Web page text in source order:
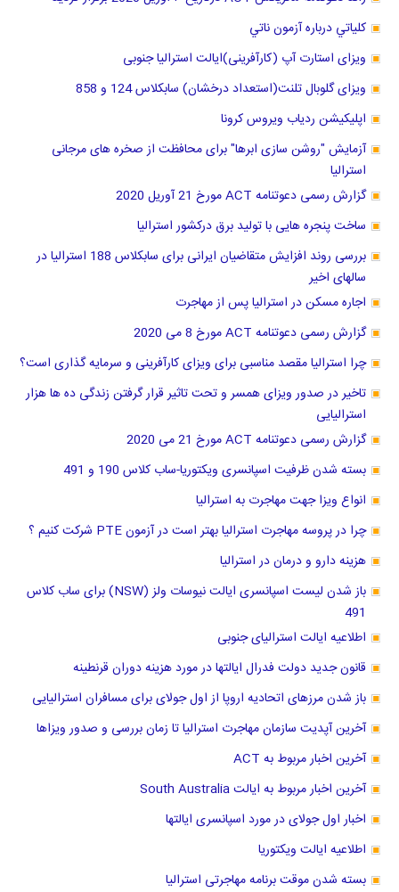
كلياتي درباره آزمون ناتي
ویزای استارت آپ (کارآفرینی)ایالت استرالیا جنوبی
ویزای گلوبال تلنت(استعداد درخشان) سابکلاس 124 و 858
اپلیکیشن ردیاب ویروس کرونا
آزمایش "روشن سازی ابرها" برای محافظت از صخره های مرجانی
استرالیا
گزارش رسمی دعوتنامه ACT مورخ 21 آوریل 2020
ساخت پنجره هایی با تولید برق درکشور استرالیا
بررسی روند افزایش متقاضیان ایرانی برای سابکلاس 188 استرالیا در
سالهای اخیر
اجاره مسکن در استرالیا پس از مهاجرت
گزارش رسمی دعوتنامه ACT مورخ 8 می 2020
چرا استرالیا مقصد مناسبی برای ویزای کارآفرینی و سرمایه گذاری است؟
تاخیر در صدور ویزای همسر و تحت تاثیر قرار گرفتن زندگی ده ها هزار
استرالیایی
گزارش رسمی دعوتنامه ACT مورخ 21 می 2020
بسته شدن ظرفیت اسپانسری ویکتوریا-ساب کلاس 190 و 491
انواع ویزا جهت مهاجرت به استرالیا
چرا در پروسه مهاجرت استرالیا بهتر است در آزمون PTE شرکت کنیم ؟
هزینه دارو و درمان در استرالیا
باز شدن لیست اسپانسری ایالت نیوسات ولز (NSW) برای ساب کلاس
491
اطلاعیه ایالت استرالیای جنوبی
قانون جدید دولت فدرال ایالتها در مورد هزینه دوران قرنطینه
باز شدن مرزهای اتحادیه اروپا از اول جولای برای مسافران استرالیایی
آخرین آپدیت سازمان مهاجرت استرالیا تا زمان بررسی و صدور ویزاها
آخرین اخبار مربوط به ACT
آخرین اخبار مربوط به ایالت South Australia
اخبار اول جولای در مورد اسپانسری ایالتها
اطلاعیه ایالت ویکتوریا
بسته شدن موقت برنامه مهاجرتی استرالیا